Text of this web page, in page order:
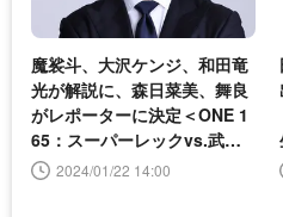
魔裟斗、大沢ケンジ、和田竜
光が解説に、森日菜美、舞良
がレポーターに決定＜ONE 1
65：スーパーレックvs.武尊
＞ 2024/01/22 14:00